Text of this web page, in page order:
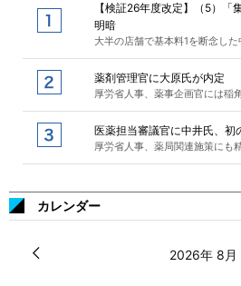
【検証26年度改定】（5）
明暗
大半の店舗で基本料1を断念した
薬剤管理官に大原氏が内定
厚労省人事、薬事企画官には稲
医薬担当審議官に中井氏、初
厚労省人事、薬局関連施策にも
カレンダー
2026年 8月